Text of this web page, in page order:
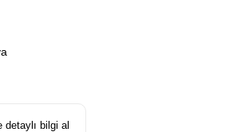
detaylı bilgi al